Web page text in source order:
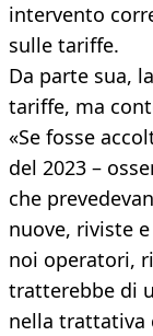
intervento
sulle tariffe.
Da parte sua,
tariffe, ma
«Se fosse
del 2023 –
che
nuove, riviste
noi operatori,
tratterebbe di
nella trattativa